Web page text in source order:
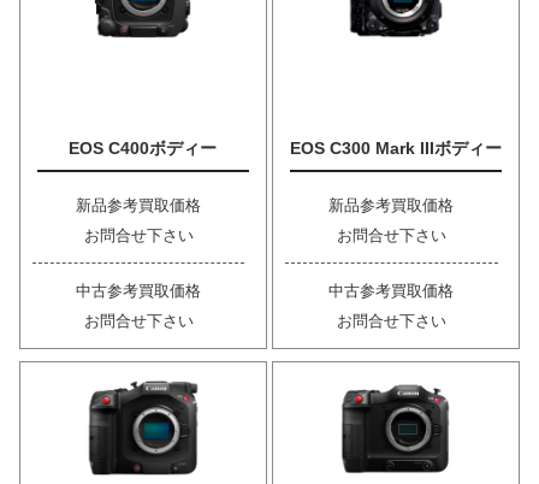
EOS C400ボディー
新品参考買取価格
お問合せ下さい
中古参考買取価格
お問合せ下さい
EOS C300 Mark IIIボディー
新品参考買取価格
お問合せ下さい
中古参考買取価格
お問合せ下さい